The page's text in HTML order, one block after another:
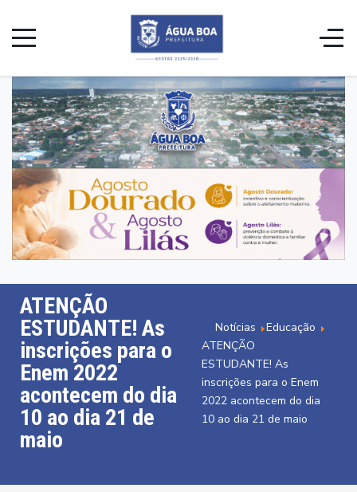
ATENÇÃO
ESTUDANTE! As
inscrições para o
Enem 2022
acontecem do dia
10 ao dia 21 de
maio
Notícias
Educação
ATENÇÃO
ESTUDANTE! As
inscrições para o Enem
2022 acontecem do dia
10 ao dia 21 de maio